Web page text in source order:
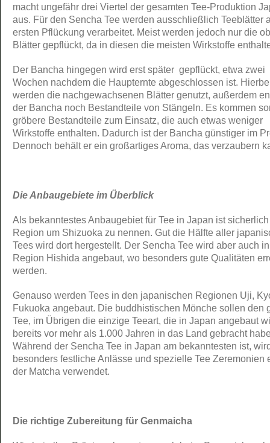
macht ungefähr drei Viertel der gesamten Tee-Produktion
aus. Für den Sencha Tee werden ausschließlich Teeblätter
ersten Pflückung verarbeitet. Meist werden jedoch nur die
Blätter gepflückt, da in diesen die meisten Wirkstoffe
Der Bancha hingegen wird erst später gepflückt, etwa zwei
Wochen nachdem die Haupternte abgeschlossen ist.
werden die nachgewachsenen Blätter genutzt, außerdem
der Bancha noch Bestandteile von Stängeln. Es kommen
gröbere Bestandteile zum Einsatz, die auch etwas weniger
Wirkstoffe enthalten. Dadurch ist der Bancha günstiger im
Dennoch behält er ein großartiges Aroma, das verzaubern
Die Anbaugebiete im Überblick
Als bekanntestes Anbaugebiet für Tee in Japan ist
Region um Shizuoka zu nennen. Gut die Hälfte aller
Tees wird dort hergestellt. Der Sencha Tee wird aber auch
Region Hishida angebaut, wo besonders gute Qualitäten
werden.
Genauso werden Tees in den japanischen Regionen Uji,
Fukuoka angebaut. Die buddhistischen Mönche sollen den
Tee, im Übrigen die einzige Teeart, die in Japan angebaut
bereits vor mehr als 1.000 Jahren in das Land gebracht
Während der Sencha Tee in Japan am bekanntesten ist,
besonders festliche Anlässe und spezielle Tee Zeremonien
der Matcha verwendet.
Die richtige Zubereitung für Genmaicha